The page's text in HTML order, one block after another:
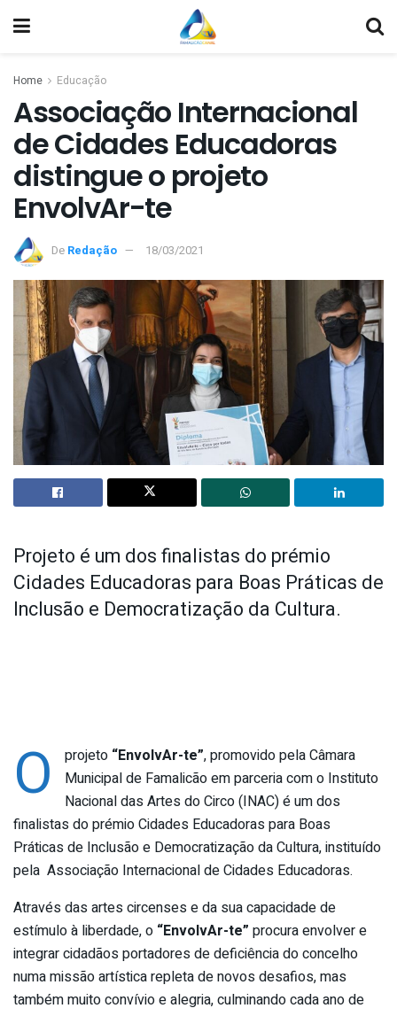
Home Educação
Associação Internacional
de Cidades Educadoras
distingue o projeto
EnvolvAr-te
De Redação 18/03/2021
Projeto é um dos finalistas do prémio
Cidades Educadoras para Boas Práticas de
Inclusão e Democratização da Cultura.
O projeto“EnvolvAr-te”, promovido pela Câmara
Municipal de Famalicão em parceria com o Instituto
Nacional das Artes do Circo (INAC) é um dos
finalistas do prémio Cidades Educadoras para Boas
Práticas de Inclusão e Democratização da Cultura, instituído
pela Associação Internacional de Cidades Educadoras.
Através das artes circenses e da sua capacidade de
estímulo à liberdade, o “EnvolvAr-te” procura envolver e
integrar cidadãos portadores de deficiência do concelho
numa missão artística repleta de novos desafios, mas
também muito convívio e alegria, culminando cada ano de